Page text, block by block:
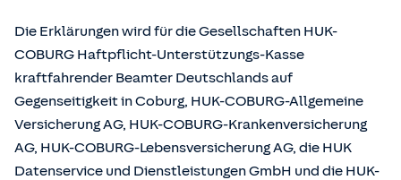
Die Erklärungen wird für die Gesellschaften HUK-
COBURG Haftpflicht-Unterstützungs-Kasse
kraftfahrender Beamter Deutschlands auf
Gegenseitigkeit in Coburg, HUK-COBURG-Allgemeine
Versicherung AG, HUK-COBURG-Krankenversicherung
AG, HUK-COBURG-Lebensversicherung AG, die HUK
Datenservice und Dienstleistungen GmbH und die HUK-